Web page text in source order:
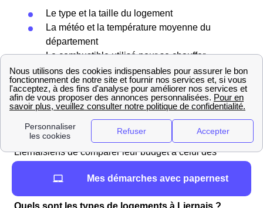
Le type et la taille du logement
La météo et la température moyenne du
département
Le combustible utilisé pour se chauffer
Le type de chauffage choisi par les habitants
La quantité de logements certifiés BBC
A partir de ces données on peut comparer la facture
énergétique des Liernaisiens avec celle des habitants
d'une ville à proximité. Il est nécessaire pour les
Liernaisiens de comparer leur budget à celui des
compte notamment le coût du dans leur budget.
Mes démarches avec papernest